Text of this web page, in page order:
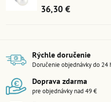
36,30 €
Rýchle doručenie
Doručenie objednávky do 24
Doprava zdarma
pre objednávky nad 49 €